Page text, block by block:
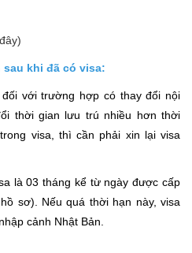
khi đã có visa:
với trường hợp có thay đổi nội
thời gian lưu trú nhiều hơn thời
visa, thì cần phải xin lại visa
là 03 tháng kể từ ngày được cấp
sơ). Nếu quá thời hạn này, visa
cảnh Nhật Bản.